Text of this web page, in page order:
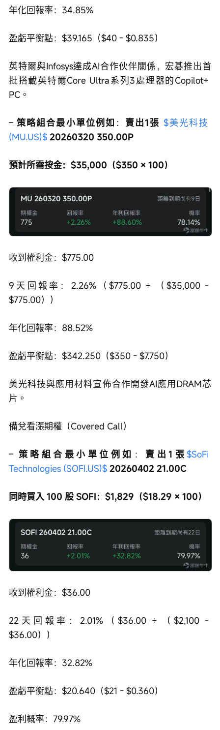
年化回報率：34.85%
盈虧平衡點：$39.165（$40 - $0.835）
英特爾與Infosys達成AI合作伙伴關係，宏碁推出首
批搭載英特爾Core Ultra系列3處理器的Copilot+
PC。
– 策略組合最小單位例如 ： 賣出1張 $美光科技
(MU.US)$ 20260320 350.00P
預計所需按金：$35,000（$350 × 100）
收到權利金：$775.00
9天回報率：2.26%（$775.00 ÷ （$35,000 -
$775.00））
年化回報率：88.52%
盈虧平衡點：$342.250（$350 - $7.750）
美光科技與應用材料宣佈合作開發AI應用DRAM芯
片。
備兌看漲期權（Covered Call）
– 策略組合最小單位例如 ： 賣出1張 $SoFi
Technologies (SOFI.US)$ 20260402 21.00C
同時買入 100 股 SOFI：$1,829（$18.29 × 100）
收到權利金：$36.00
22天回報率：2.01%（$36.00 ÷ （$2,100 -
$36.00））
年化回報率：32.82%
盈虧平衡點：$20.640（$21 - $0.360）
盈利概率：79.97%